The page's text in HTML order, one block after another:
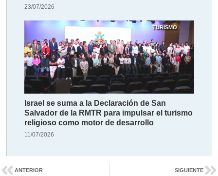
23/07/2026
TURISMO
Israel se suma a la Declaración de San
Salvador de la RMTR para impulsar el turismo
religioso como motor de desarrollo
11/07/2026
ANTERIOR SIGUIENTE